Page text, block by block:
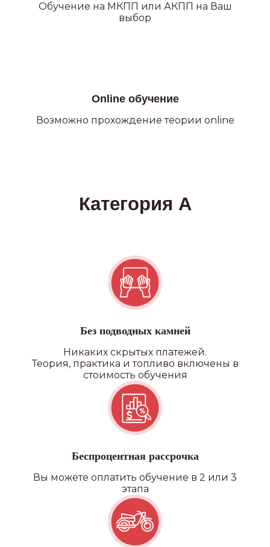
Обучение на МКПП или АКПП на Ваш
выбор
Online обучение
Возможно прохождение теории online
Без подводных камней
Никаких скрытых платежей.
Теория, практика и топливо включены в
стоимость обучения
Беспроцентная рассрочка
Вы можете оплатить обучение в 2 или 3
этапа
Категория D